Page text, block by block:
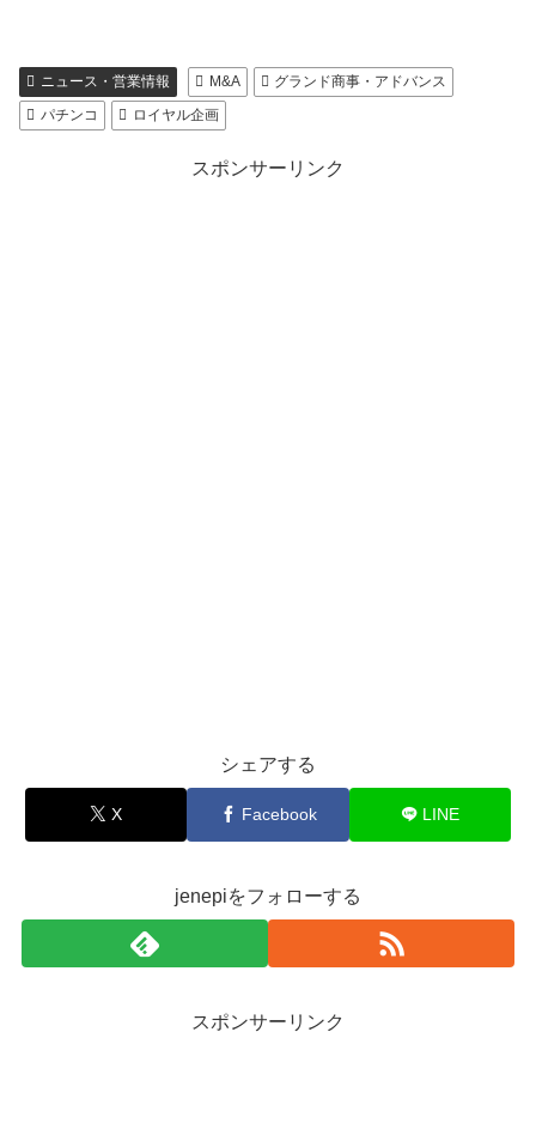
ニュース・営業情報 M&A
グランド商事・アドバンス
パチンコ
ロイヤル企画
スポンサーリンク
シェアする
X Facebook LINE
jenepiをフォローする
スポンサーリンク